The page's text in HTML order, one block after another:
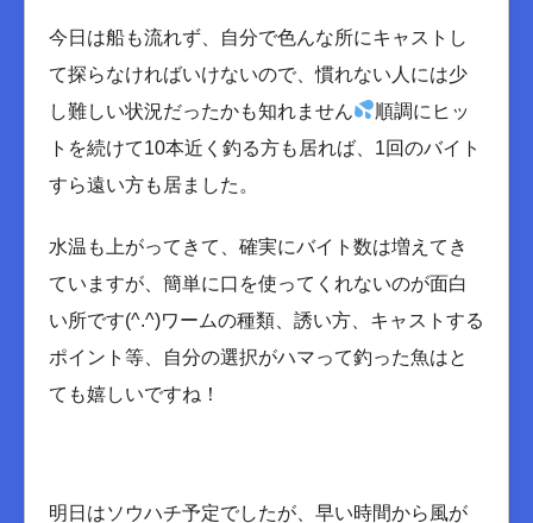
今日は船も流れず、自分で色んな所にキャストし
て探らなければいけないので、慣れない人には少
し難しい状況だったかも知れません
順調にヒッ
トを続けて10本近く釣る方も居れば、1回のバイト
すら遠い方も居ました。
水温も上がってきて、確実にバイト数は増えてき
ていますが、簡単に口を使ってくれないのが面白
い所です(^.^)ワームの種類、誘い方、キャストする
ポイント等、自分の選択がハマって釣った魚はと
ても嬉しいですね！
明日はソウハチ予定でしたが、早い時間から風が